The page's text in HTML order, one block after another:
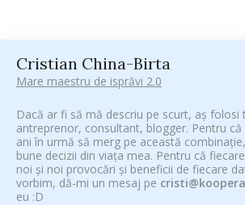
Cristian China-Birta
Mare maestru de isprăvi 2.0
Dacă ar fi să mă descriu pe scurt, aș folosi
antreprenor, consultant, blogger. Pentru
ani în urmă să merg pe această
bune decizii din viața mea. Pentru că
noi și noi provocări și beneficii de fiecare
vorbim, dă-mi un mesaj pe
eu :D